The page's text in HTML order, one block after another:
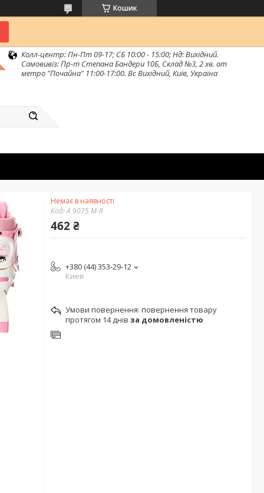
Кошик
Колл-центр: Пн-Пт 09-17; СБ 10:00 - 15:00; Нд: Вихідний.
Самовивіз: Пр-т Степана Бандери 10Б, Склад №3, 2 хв. от
метро "Почайна" 11:00-17:00. Вс Вихідний, Київ, Україна
Немає в наявності
Код:A 9075 M-R
462 ₴
+380 (44) 353-29-12
Киев
повернення товару
протягом 14 днів за домовленістю